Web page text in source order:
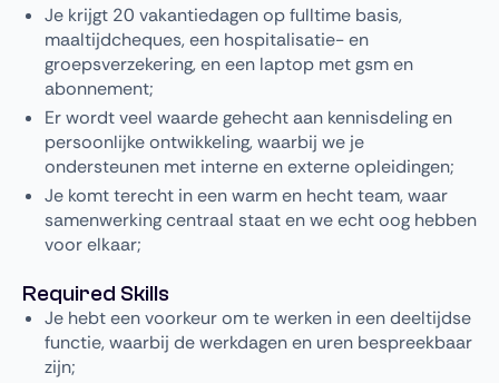
Je krijgt 20 vakantiedagen op fulltime basis,
maaltijdcheques, een hospitalisatie- en
groepsverzekering, en een laptop met gsm en
abonnement;
Er wordt veel waarde gehecht aan kennisdeling en
persoonlijke ontwikkeling, waarbij we je
ondersteunen met interne en externe opleidingen;
Je komt terecht in een warm en hecht team, waar
samenwerking centraal staat en we echt oog hebben
voor elkaar;
Required Skills
Je hebt een voorkeur om te werken in een deeltijdse
functie, waarbij de werkdagen en uren bespreekbaar
zijn;